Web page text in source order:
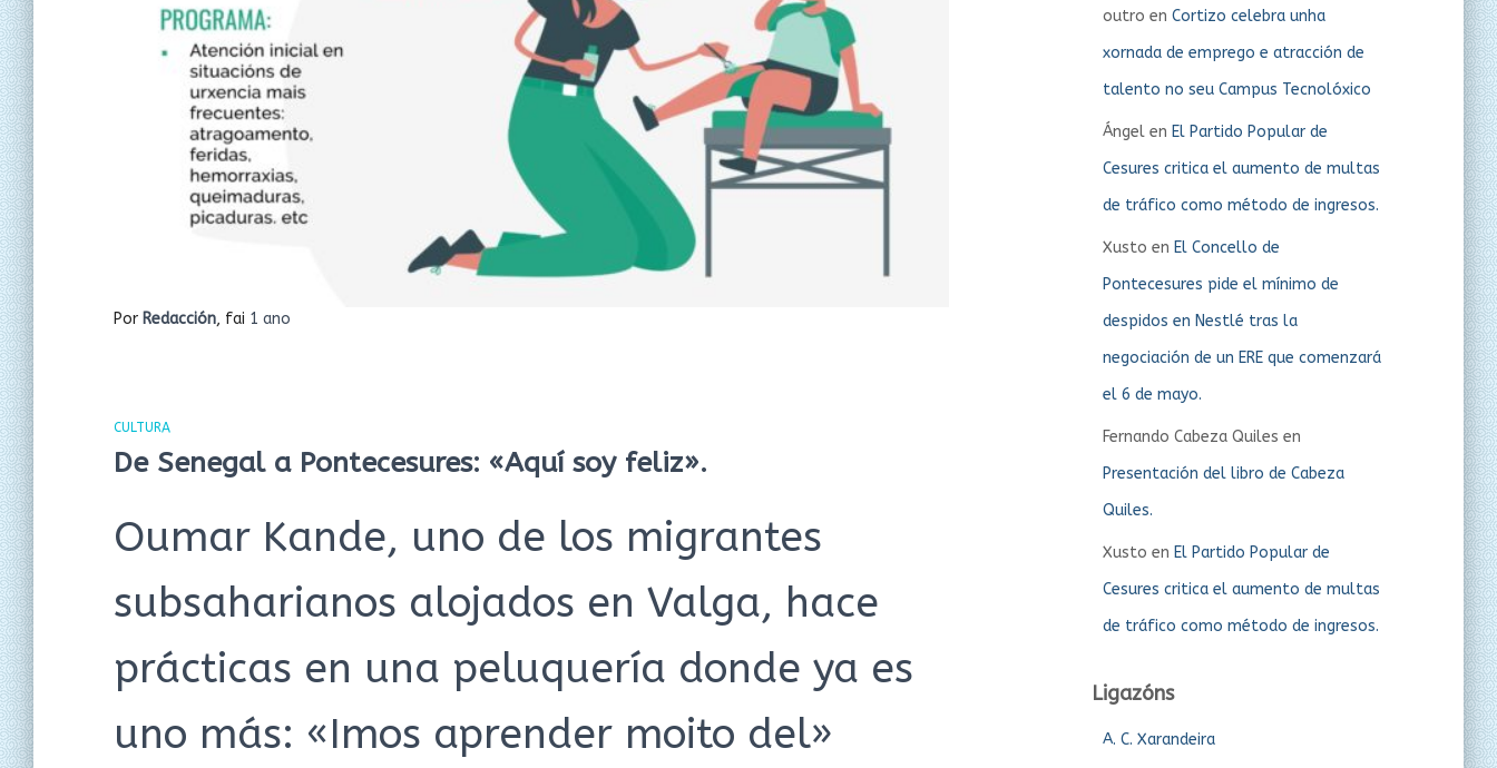
Por Redacción, fai 1 ano
CULTURA
De Senegal a Pontecesures: «Aquí soy feliz».
Oumar Kande, uno de los migrantes
subsaharianos alojados en Valga, hace
prácticas en una peluquería donde ya es
uno más: «Imos aprender moito del»
outro en Cortizo celebra unha
xornada de emprego e atracción de
talento no seu Campus Tecnolóxico
Ángelen El Partido Popular de
Cesures critica el aumento de multas
de tráfico como método de ingresos.
Xusto en El Concello de
Pontecesures pide el mínimo de
despidos en Nestlé tras la
negociación de un ERE que comenzará
el 6 de mayo.
Fernando Cabeza Quiles en
Presentación del libro de Cabeza
Quiles.
Xusto en El Partido Popular de
Cesures critica el aumento de multas
de tráfico como método de ingresos.
Ligazóns
A. C. Xarandeira